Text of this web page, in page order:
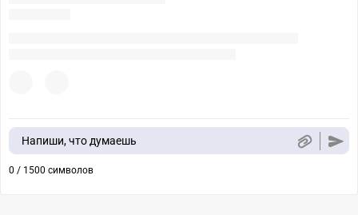
Напиши, что думаешь
0 / 1500 символов